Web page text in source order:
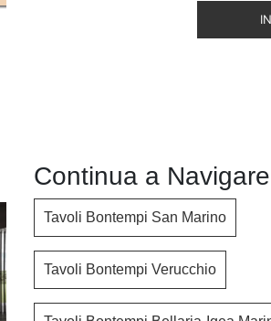
Continua a Navigare
Tavoli Bontempi San Marino
Tavoli Bontempi Verucchio